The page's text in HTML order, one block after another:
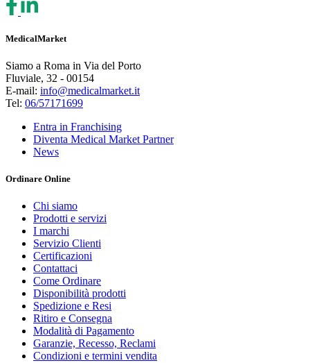
MedicalMarket
Siamo a Roma in Via del Porto
Fluviale, 32 - 00154
E-mail: info@medicalmarket.it
Tel: 06/57171699
Entra in Franchising
Diventa Medical Market Partner
News
Ordinare Online
Chi siamo
Prodotti e servizi
I marchi
Servizio Clienti
Certificazioni
Contattaci
Come Ordinare
Disponibilità prodotti
Spedizione e Resi
Ritiro e Consegna
Modalità di Pagamento
Garanzie, Recesso, Reclami
Condizioni e termini vendita